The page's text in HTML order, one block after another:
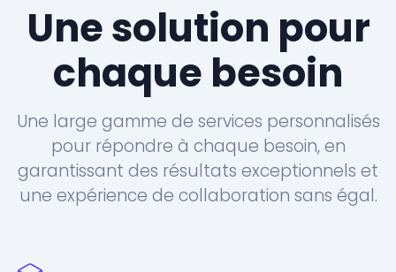
Une solution pour
chaque besoin
Une large gamme de services personnalisés
pour répondre à chaque besoin, en
garantissant des résultats exceptionnels et
une expérience de collaboration sans égal.